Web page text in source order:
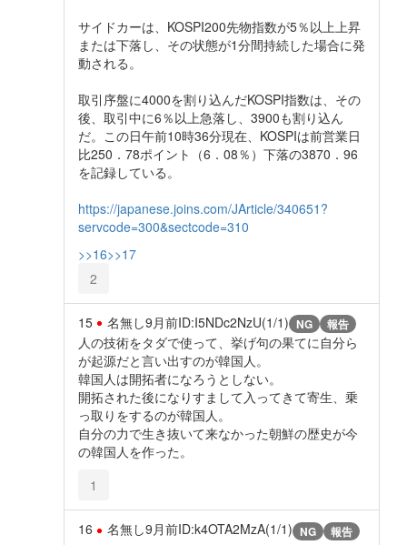
サイドカーは、KOSPI200先物指数が5％以上上昇
または下落し、その状態が1分間持続した場合に発
動される。
取引序盤に4000を割り込んだKOSPI指数は、その
後、取引中に6％以上急落し、3900も割り込ん
だ。この日午前10時36分現在、KOSPIは前営業日
比250．78ポイント（6．08％）下落の3870．96
を記録している。
https://japanese.joins.com/JArticle/340651?
servcode=300&sectcode=310
>>16>>17
2
15 名無し9月前ID:I5NDc2NzU(1/1) NG 報告
人の技術をタダで使って、挙げ句の果てに自分ら
が起源だと言い出すのが韓国人。
韓国人は開拓者になろうとしない。
開拓された後になりすまして入ってきて寄生、乗
っ取りをするのが韓国人。
自分の力で生き抜いて来なかった朝鮮の歴史が今
の韓国人を作った。
1
16 名無し9月前ID:k4OTA2MzA(1/1) NG 報告